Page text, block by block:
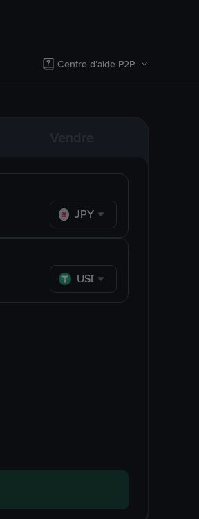
Centre d’aide P2P
JPY
USDT